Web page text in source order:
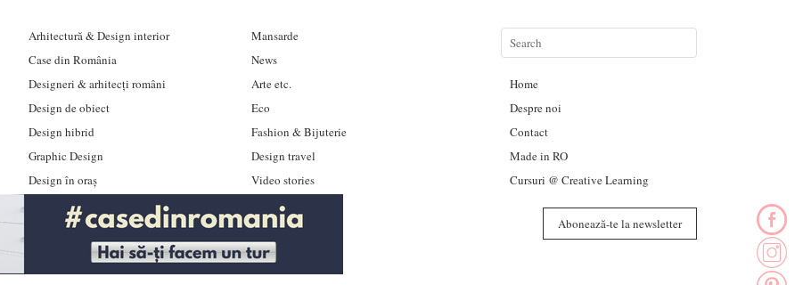
Arhitectură & Design interior
Case din România
Designeri & arhitecți români
Design de obiect
Design hibrid
Graphic Design
Design în oraș
Mansarde
News
Arte etc.
Eco
Fashion & Bijuterie
Design travel
Video stories
Home
Despre noi
Contact
Made in RO
Cursuri @ Creative Learning
Abonează-te la newsletter